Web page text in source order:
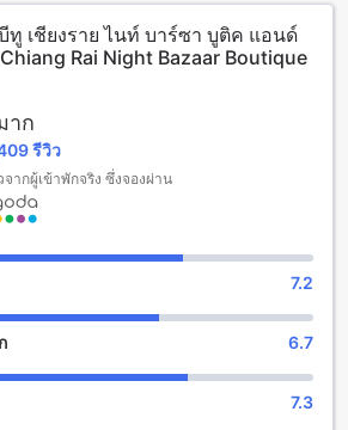
ทุกห้องพักมีสิ่งอำนวยความสะดวกที่จำเป็น
ที่สบายมากที่สุด
รมเป็นก่อนเวลา 12:00 นาฬิกา และการ
14:00 นาฬิกา โรงแรมนี้ยังมีนโยบายเด็ก
แต่ 0 ถึง 7 ปีเข้าพักฟรีอยู่ด้วย
ซา บูติค แอนด์ บัดเจ็ท โฮเทล ได้รับการ
ะได้รับการปรับปรุงล่าสุดในปี 2019 เพื่อให้
ณ์การเข้าพักที่ทันสมัยและสะดวกสบาย
พัก บีทู เชียงราย ไนท์ บาร์ซา บูติค แอนด์
ซา บูติค แอนด์ บัดเจ็ท โฮเทล มีสิ่งอำนวย
ทำให้คุณมีประสบการณ์การเข้าพักที่
บใจ
การทุกห้องพัก เพื่อให้คุณสามารถเชื่อมต่อ
เชียงราย ไนท์ บาร์ซา บูติค แอนด์
Rai Night Bazaar Boutique
าก
รีวิว
จากผู้เข้าพักจริง ซึ่งจองผ่าน
7.2
6.7
7.3